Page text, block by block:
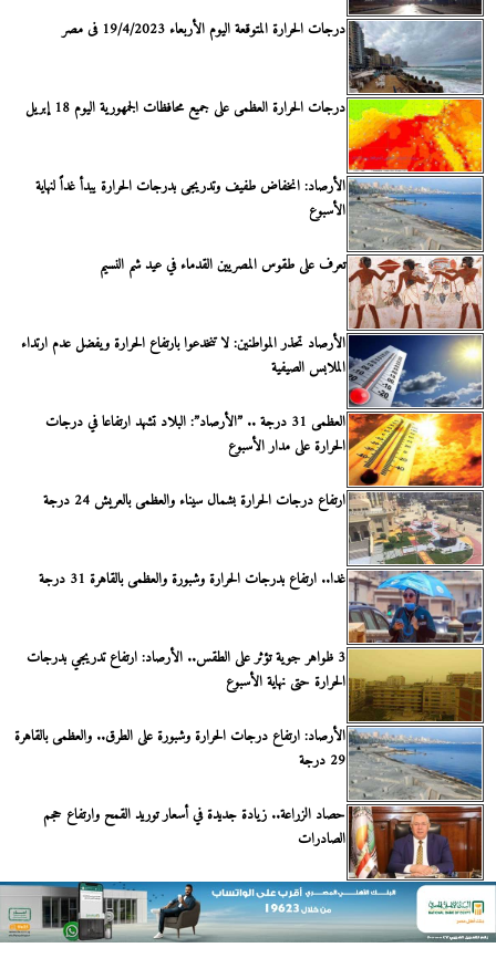
درجات الحرارة المتوقعة اليوم الأربعاء 19/4/2023 فى مصر
درجات الحرارة العظمى على جميع محافظات الجمهورية اليوم 18 إبريل
الأرصاد: انخفاض طفيف وتدريجى بدرجات الحرارة يبدأ غداً لنهاية
الأسبوع
تعرف على طقوس المصريين القدماء في عيد شم النسيم
الأرصاد تحذر المواطنين: لا تنخدعوا بارتفاع الحرارة ويفضل عدم ارتداء
الملابس الصيفية
العظمى 31 درجة .. ”الأرصاد”: البلاد تشهد ارتفاعا في درجات
الحرارة على مدار الأسبوع
ارتفاع درجات الحرارة بشمال سيناء والعظمى بالعريش 24 درجة
غدا.. ارتفاع بدرجات الحرارة وشبورة والعظمى بالقاهرة 31 درجة
3 ظواهر جوية تؤثر على الطقس.. الأرصاد: ارتفاع تدريجي بدرجات
الحرارة حتى نهاية الأسبوع
الأرصاد: ارتفاع درجات الحرارة وشبورة على الطرق.. والعظمى بالقاهرة
29 درجة
حصاد الزراعة.. زيادة جديدة في أسعار توريد القمح وارتفاع حجم
الصادرات